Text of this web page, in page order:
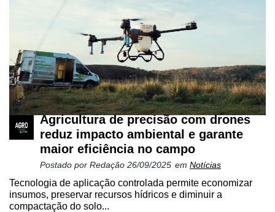
Cadastre-
se
Agricultura de precisão com drones
reduz impacto ambiental e garante
maior eficiência no campo
Postado por Redação 26/09/2025 em Notícias
Tecnologia de aplicação controlada permite economizar
insumos, preservar recursos hídricos e diminuir a
compactação do solo...